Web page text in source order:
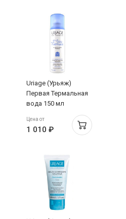
Uriage (Урьяж)
Первая Термальная
вода 150 мл
Цена от
1 010 ₽